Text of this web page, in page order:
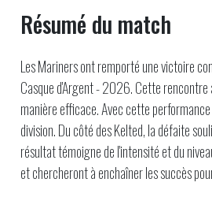
Résumé du match
Les Mariners ont remporté une victoire
Casque d'Argent - 2026. Cette rencontre
manière efficace. Avec cette
division. Du côté des Kelted, la défaite
résultat témoigne de l'intensité et du
et chercheront à enchaîner les succès